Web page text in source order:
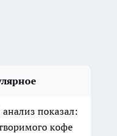
показал:
кофе